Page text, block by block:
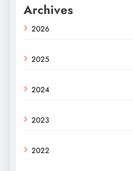
Archives
2026
2025
2024
2023
2022